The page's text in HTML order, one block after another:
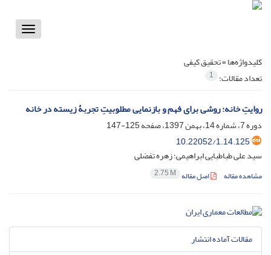
Toggle
کلیدواژه‌ها =تحقیق کیفی
تعداد مقالات: 1
روایتِ خانه: روشی برای فهم و بازنمایی مطلوبیتِ تجربۀ زیسته در خانه
دوره 7، شماره 14، بهمن 1397، صفحه
125-147
10.22052/1.14.125
سید علی طباطبایی ابراهیمی؛ زهره تفضلی
مشاهده مقاله اصل مقاله 2.75 M
مقالات آماده انتشار